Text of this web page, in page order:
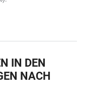
IN DEN
NACH